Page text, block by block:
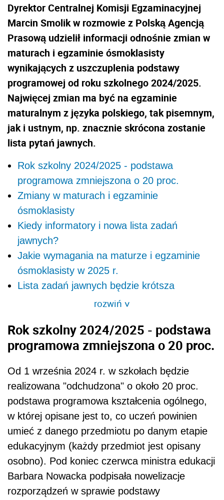
Dyrektor Centralnej Komisji Egzaminacyjnej
Marcin Smolik w rozmowie z Polską Agencją
Prasową udzielił informacji odnośnie zmian w
maturach i egzaminie ósmoklasisty
wynikających z uszczuplenia podstawy
programowej od roku szkolnego 2024/2025.
Najwięcej zmian ma być na egzaminie
maturalnym z języka polskiego, tak pisemnym,
jak i ustnym, np. znacznie skrócona zostanie
lista pytań jawnych.
Rok szkolny 2024/2025 - podstawa
programowa zmniejszona o 20 proc.
Zmiany w maturach i egzaminie
ósmoklasisty
Kiedy informatory i nowa lista zadań
jawnych?
Jakie wymagania na maturze i egzaminie
ósmoklasisty w 2025 r.
Lista zadań jawnych będzie krótsza
rozwiń>
Rok szkolny 2024/2025 - podstawa
programowa zmniejszona o 20 proc.
Od 1 września 2024 r. w szkołach będzie
realizowana "odchudzona" o około 20 proc.
podstawa programowa kształcenia ogólnego,
w której opisane jest to, co uczeń powinien
umieć z danego przedmiotu po danym etapie
edukacyjnym (każdy przedmiot jest opisany
osobno). Pod koniec czerwca ministra edukacji
Barbara Nowacka podpisała nowelizacje
rozporządzeń w sprawie podstawy